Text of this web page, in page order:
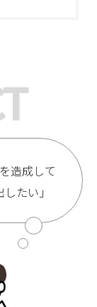
造成して
たい」